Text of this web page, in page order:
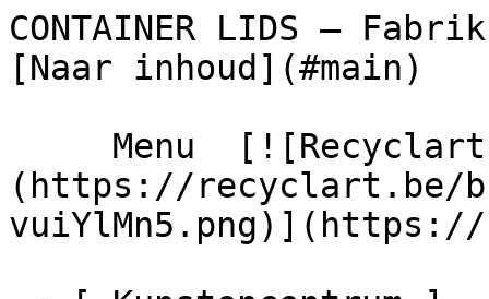
CONTAINER LIDS –
[Naar inhoud](#main)
(https://recyclart.be/